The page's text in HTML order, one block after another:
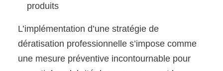
produits
L’implémentation d’une stratégie de
dératisation professionnelle s’impose comme
une mesure préventive incontournable pour